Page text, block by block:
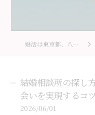
婚活は東京都、八王子市のSmileLink.lab
結婚相談所の探し
会いを実現するコツ
2026/06/01